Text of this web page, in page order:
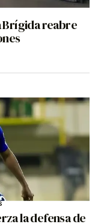
Brígida reabre
la defensa de